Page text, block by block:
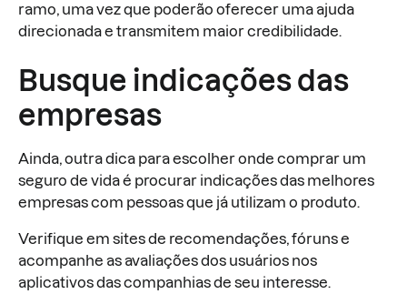
ramo, uma vez que poderão oferecer uma ajuda
direcionada e transmitem maior credibilidade.
Busque indicações das
empresas
Ainda, outra dica para escolher onde comprar um
seguro de vida é procurar indicações das melhores
empresas com pessoas que já utilizam o produto.
Verifique em sites de recomendações, fóruns e
acompanhe as avaliações dos usuários nos
aplicativos das companhias de seu interesse.